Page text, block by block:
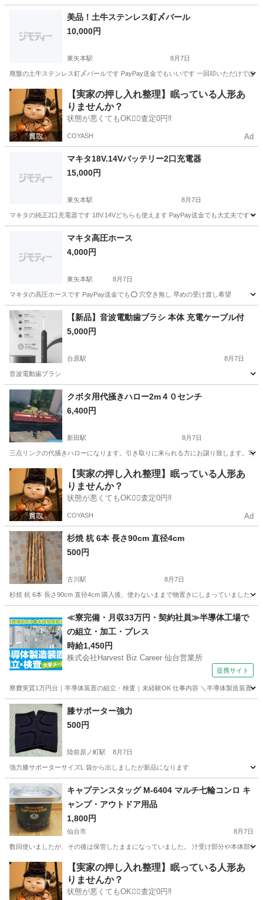
泉中央駅
美品！土牛ステンレス釘〆バール
10,000円
東矢本駅 8月7日
廃盤の土牛ステンレス釘〆バールです PayPay送金でもいいです 一回叩いただけでほ
宮城 東松島市 東矢本駅 その他 バール
【実家の押し入れ整理】眠っている人形あ
りませんか？
状態が悪くてもOK🙆‍♀️査定0円‼️
COYASH Ad
マキタ18V.14Vバッテリー2口充電器
15,000円
東矢本駅 8月7日
マキタの純正2口充電器です 18V.14Vどちらも使えます PayPay送金でも大丈夫です
東矢本駅
マキタ高圧ホース
4,000円
東矢本駅 8月7日
マキタの高圧ホースです PayPay送金でも⭕️ 穴空き無し 早めの受け渡し希望
宮城 東松島市 東矢本駅 その他 マキタ
【新品】音波電動歯ブラシ 本体 充電ケーブル付
5,000円
台原駅 8月7日
音波電動歯ブラシ
宮城 仙台市 台原駅 その他
クボタ用代掻きハロー2m４０センチ
6,400円
新田駅 8月7日
三点リンクの代掻きハローになります。引き取りに来られる方にお譲り致します。写真
宮城 登米市 新田駅 その他 代掻き
【実家の押し入れ整理】眠っている人形あ
りませんか？
状態が悪くてもOK🙆‍♀️査定0円‼️
COYASH Ad
杉焼 杭 6本 長さ90cm 直径4cm
500円
古川駅 8月7日
杉焼 杭 6本 長さ90cm 直径4cm 購入後、使わないままで物置きにしまっていました
古川駅 その他 物置き
≪寮完備・月収33万円・契約社員≫半導体工場で
の組立・加工・プレス
時給1,450円
株式会社Harvest Biz Career 仙台営業所
提携サイト
寮費実質1万円台｜半導体装置の組立・検査｜未経験OK 仕事内容 ＼半導体製造装置
宮城 その他
膝サポーター強力
500円
陸前原ノ町駅 8月7日
強力膝サポーターサイズL 袋から出しましたが新品になります
宮城 仙台市 陸前原ノ町駅 その他
キャプテンスタッグ M-6404 マルチ七輪コンロ キ
ャンプ・アウトドア用品
1,800円
仙台市 8月7日
数回使いましたが、その後は保管したままになっていました。 汁受け部分や本体部
宮城 仙台市 その他
【実家の押し入れ整理】眠っている人形あ
りませんか？
状態が悪くてもOK🙆‍♀️査定0円‼️